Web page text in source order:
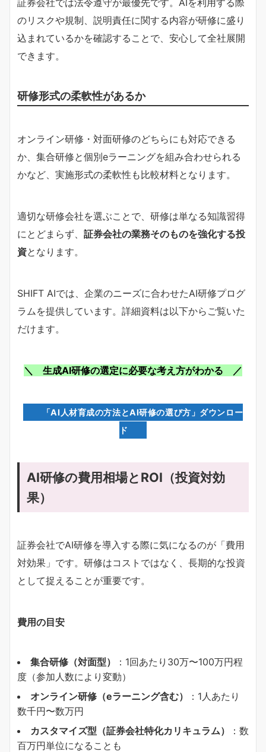
のリスクや規制、説明責任に関する内容が研修に盛り
込まれているかを確認することで、安心して全社展開
できます。
研修形式の柔軟性があるか
オンライン研修・対面研修のどちらにも対応できる
か、集合研修と個別eラーニングを組み合わせられる
かなど、実施形式の柔軟性も比較材料となります。
適切な研修会社を選ぶことで、研修は単なる知識習得
にとどまらず、 証券会社の業務そのものを強化する投
資となります。
SHIFT AIでは、企業のニーズに合わせたAI研修プログ
ラムを提供しています。詳細資料は以下からご覧いた
だけます。
＼ 生成AI研修の選定に必要な考え方がわかる ／
「AI人材育成の方法とAI研修の選び方」ダウンロー
ド
AI研修の費用相場とROI（投資対効
果）
証券会社でAI研修を導入する際に気になるのが「費用
対効果」です。研修はコストではなく、長期的な投資
として捉えることが重要です。
費用の目安
集合研修（対面型）
：1回あたり30万〜100万円程
度（参加人数により変動）
オンライン研修（eラーニング含む）
：1人あたり
数千円〜数万円
カスタマイズ型（証券会社特化カリキュラム）
：数
百万円単位になることも